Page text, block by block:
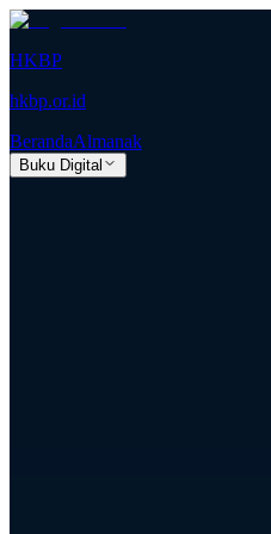
HKBP
hkbp.or.id
BerandaAlmanak
Buku Digital